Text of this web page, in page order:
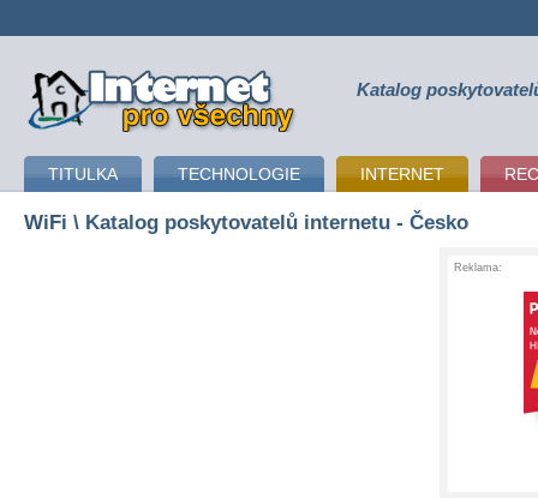
připojení k internetu Katalog
TITULKA TECHNOLOGIE INTERNET
WiFi \ Katalog poskytovatelů internetu - Česko
Reklama: